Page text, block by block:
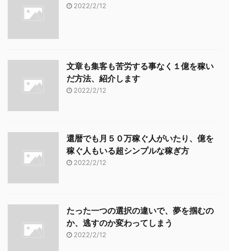
2022/2/12
文章も集客も苦労する事なく１億を稼い
だ方法、紹介します
2022/2/12
還暦でも月５０万稼ぐ人がいたり、億を
稼ぐ人もいる超シンプルな稼ぎ方
2022/2/12
たった一つの選択の違いで、夢を掴むの
か、逃すのか変わってしまう
2022/2/12